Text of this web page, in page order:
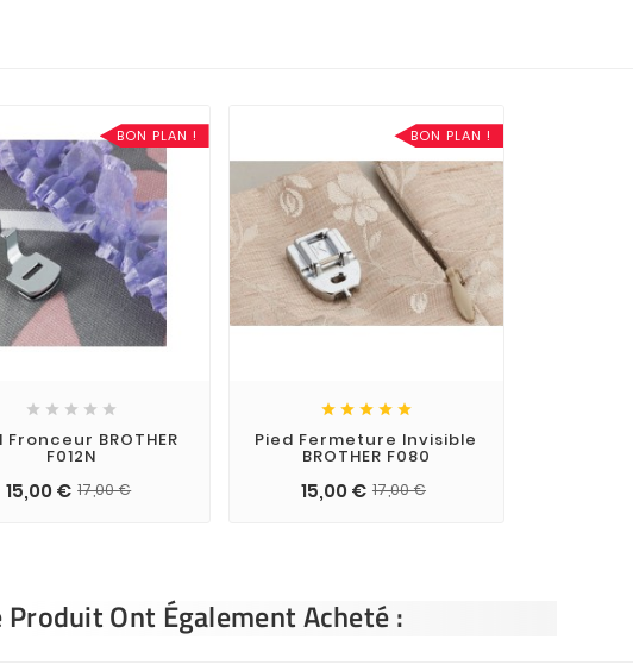
BON PLAN !
    
Fronceur BROTHER
F012N
15,00 € 17,00 €
BON PLAN !
    
Pied Fermeture Invisible
BROTHER F080
15,00 € 17,00 €
Produit Ont Également Acheté :